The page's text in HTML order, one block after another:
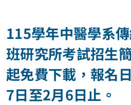
115學年中醫學系
班研究所考試招生
起免費下載，報名
7日至2月6日止。